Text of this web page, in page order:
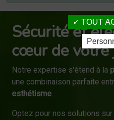
Sécurité et
cœur de votre
Notre expertise s'étend à la
une combinaison parfaite
esthétisme.
Optez pour nos solutions
TOUT